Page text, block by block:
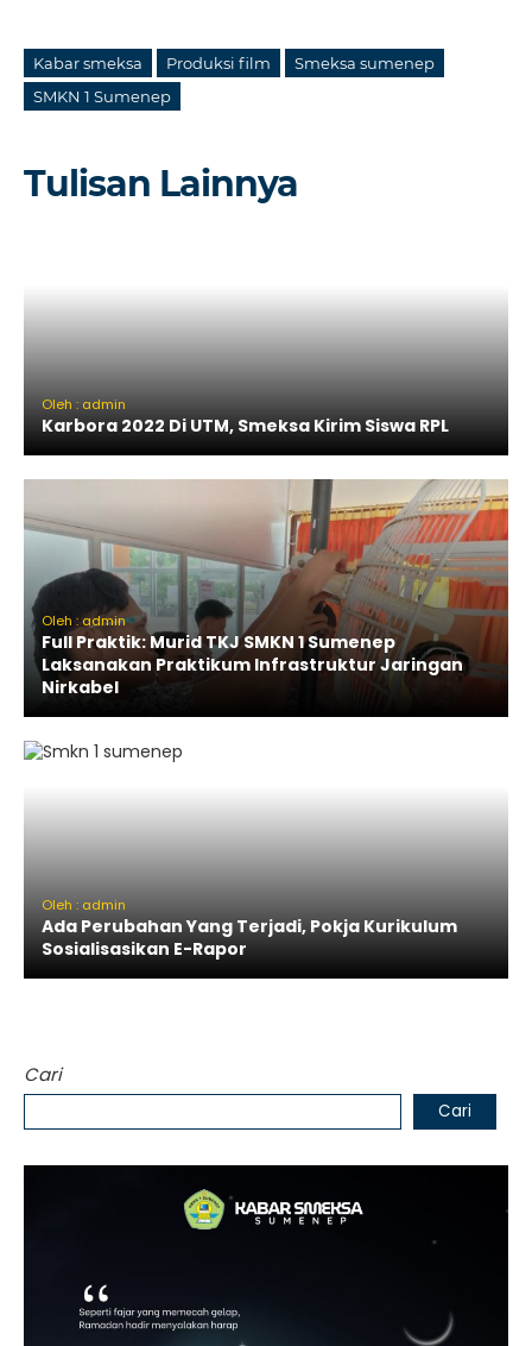
Kabar smeksa Produksi film
Smeksa sumenep
SMKN 1 Sumenep
Tulisan Lainnya
Oleh : admin
Karbora 2022 Di UTM, Smeksa Kirim Siswa RPL
Oleh : admin
Full Praktik: Murid TKJ SMKN 1 Sumenep
Laksanakan Praktikum Infrastruktur Jaringan
Nirkabel
Oleh : admin
Ada Perubahan Yang Terjadi, Pokja Kurikulum
Sosialisasikan E-Rapor
Cari
Cari